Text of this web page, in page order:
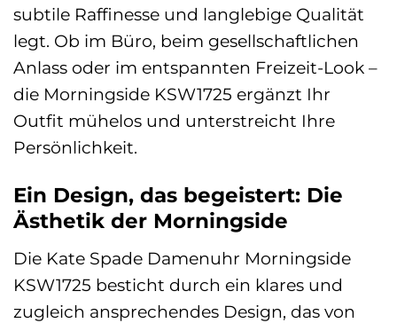
subtile Raffinesse und langlebige Qualität
legt. Ob im Büro, beim gesellschaftlichen
Anlass oder im entspannten Freizeit-Look –
die Morningside KSW1725 ergänzt Ihr
Outfit mühelos und unterstreicht Ihre
Persönlichkeit.
Ein Design, das begeistert: Die
Ästhetik der Morningside
Die Kate Spade Damenuhr Morningside
KSW1725 besticht durch ein klares und
zugleich ansprechendes Design, das von